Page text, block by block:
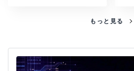
もっと見る